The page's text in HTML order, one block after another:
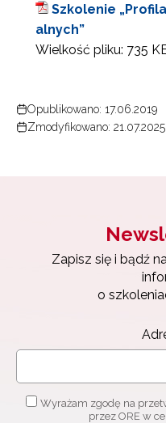
Szkolenie
alnych”
Wielkość pliku: 735
Opublikowano: 17.06.2019
Zmodyfikowano: 21.07.2025
Zapisz się i bądź
o
Wyrażam zgodę na
przez ORE w